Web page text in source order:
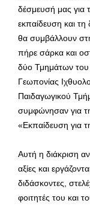
δέσμευσή μας για
εκπαίδευση και
θα συμβάλλουν
πήρε σάρκα και
δύο Τμημάτων του
Γεωπονίας
Παιδαγωγικού
συμφώνησαν για
«Εκπαίδευση για
Αυτή η διάκριση
αξίες και
διδάσκοντες,
φοιτητές του και